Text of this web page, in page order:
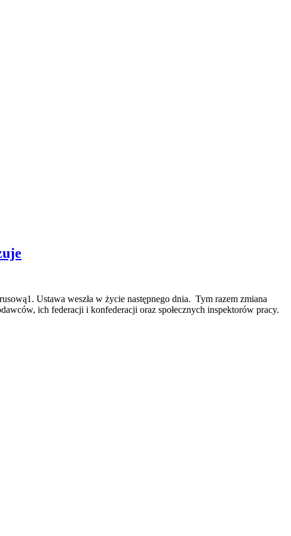
Ustawa weszła w życie następnego dnia. Tym razem zmiana
ich federacji i konfederacji oraz społecznych inspektorów pracy.